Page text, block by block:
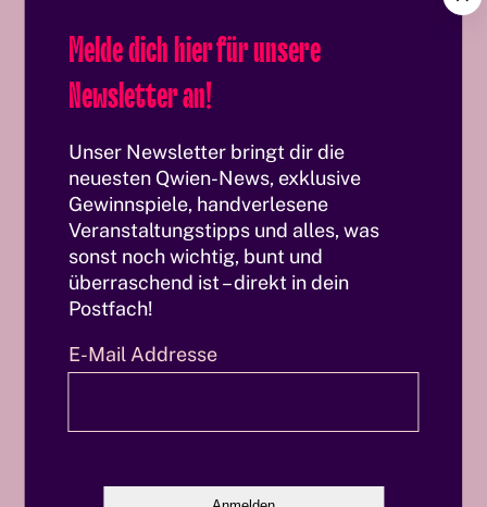
In den 1950er-Jahren waren es zwei Filme mit
dem französischen Regisseur Max Ophüls, die
bis heute zum Kanon der Filmgeschichte
gehören. InLa Ronde (Der Reigen) von 1950,
einer Verfilmung von Arthus Schnitzlers
gleichnamigen Theaterstücke mit
Starbesetzung (Simone Signoret, Jean-Louis
verkörpert er einen von Ophüls eingeführten
sexuellen Begegnungen miteinander verbindet.
l
Melde dich hier für unsere
Newsletter an!
Unser Newsletter bringt dir die
neuesten Qwien-News, exklusive
Gewinnspiele, handverlesene
Veranstaltungstipps und alles, was
sonst noch wichtig, bunt und
überraschend ist – direkt in dein
Postfach!
E-Mail Addresse